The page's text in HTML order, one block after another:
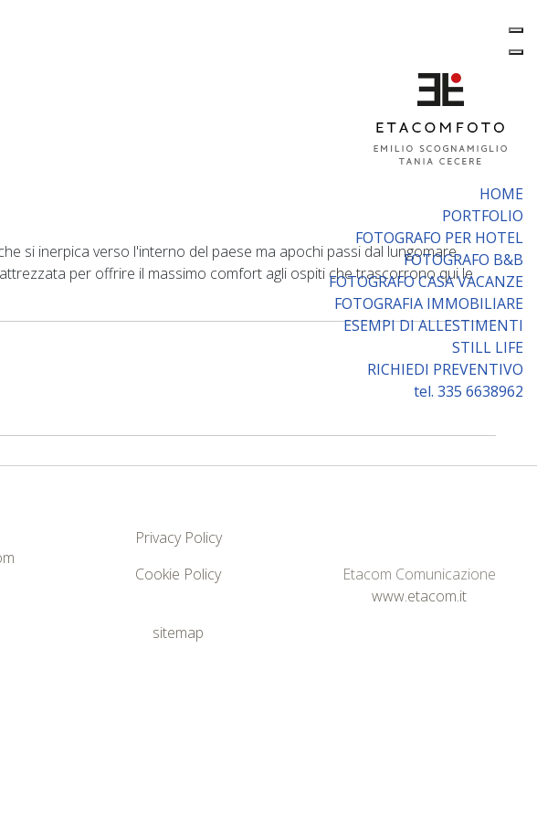
si inerpica verso l'interno del paese ma apochi passi dal lungomare.
per offrire il massimo comfort agli ospiti che trascorrono qui le
Privacy Policy
Cookie Policy
sitemap
Etacom Comunicazione
www.etacom.it
HOME
PORTFOLIO
FOTOGRAFO PER HOTEL
FOTOGRAFO B&B
FOTOGRAFO CASA VACANZE
FOTOGRAFIA IMMOBILIARE
ESEMPI DI ALLESTIMENTI
STILL LIFE
RICHIEDI PREVENTIVO
tel. 335 6638962